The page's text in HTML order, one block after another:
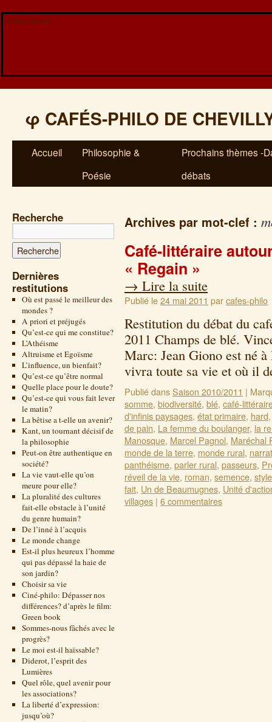
Veuillez patienter...
φ CAFÉS-PHILO DE
Accueil
Philosophie &
Poésie
Prochains thèmes -
débats
Recherche
Dernières
restitutions
Où est passé le meilleur des
mondes ?
A priori et préjugés
Qu’est-ce qui me constitue?
L’Athéisme
Altruisme et Egoïsme
L’influence, un bienfait?
Qu’est-ce qu’être normal
Quelle place pour le doute?
Qu’est-ce qui vous fait lever
le matin?
La bêtise a t-elle un avenir?
Kant, un tournant décisif de
la philosophie
Peut-on être authentique en
société?
La vie vaut-elle qu’on
meure pour elle?
La pluralité des cultures
fait-elle obstacle à l’unité
du genre humain?
De l’inné à l’acquis
Le monde change
Est-il plus heureux l’homme
qui pas dépassé la haie de
son jardin?
Choisir sa vie
Ciné-philo: Dépasser nos
différences? d’après le film:
Green book
Sommes-nous fâchés avec le
progrès?
Le moi est-il haïssable?
Diderot, l’esprit des
Lumières
Quel rôle, quel avenir pour
les associations?
La liberté d’expression:
jusqu’où?
Archives par mot-clef :
Café-littéraire
« Regain »
→ Lire la suite
Publié le24 mai 2011 parcafes-philo
Restitution du débat du
2011 Champs de blé.
Marc: Jean Giono est né
vivra toute sa vie et où il
Publié dansSaison 2010/2011 |
somme, biodiversité, blé, café-
d'infinis paysages, état primaire, hard
de pain, La femme du boulanger, la
Manosque, Marcel Pagnol, Maréchal
monde de la terre, monde rural,
panthéisme, parler rural, passeurs,
réveil de la vie, roman, semence, style
fait, Un de Beaumugnes, Unité
villages | 6 commentaires